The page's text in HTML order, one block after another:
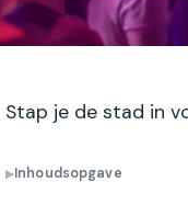
Stap je de stad in
▶Inhoudsopgave